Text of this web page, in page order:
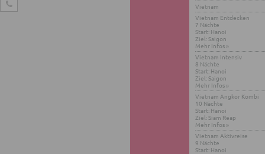
Viet­nam
Viet­nam Ent­de­cken
7 Näch­te
Start: Hanoi
Ziel: Sai­gon
Mehr Infos »
Viet­nam In­ten­siv
8 Näch­te
Start: Hanoi
Ziel: Sai­gon
Mehr Infos »
Viet­nam Ang­kor Kombi
10 Näch­te
Start: Hanoi
Ziel: Siam Reap
Mehr Infos »
Viet­nam Ak­tiv­rei­se
9 Näch­te
Start: Hanoi